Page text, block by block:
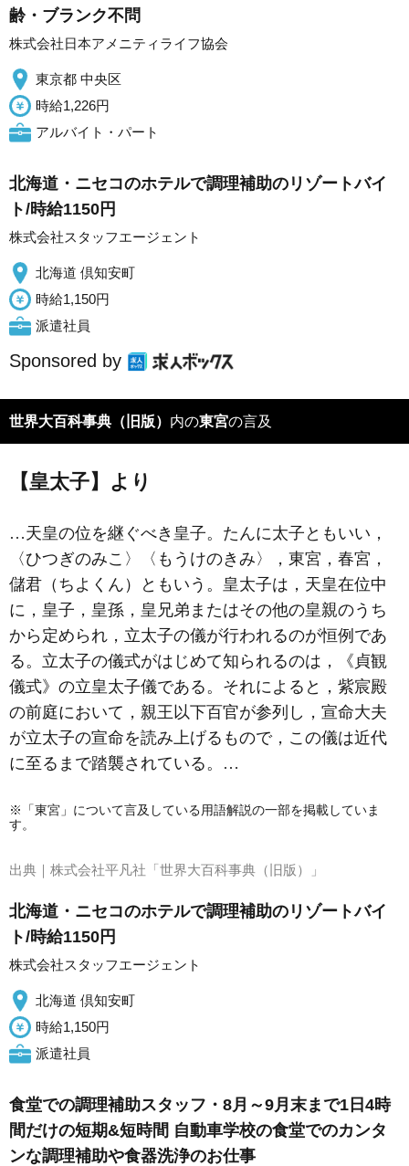
齢・ブランク不問
株式会社日本アメニティライフ協会
東京都 中央区
時給1,226円
アルバイト・パート
北海道・ニセコのホテルで調理補助のリゾートバイ
ト/時給1150円
株式会社スタッフエージェント
北海道 倶知安町
時給1,150円
派遣社員
Sponsored by
世界大百科事典（旧版） 内の東宮の言及
【皇太子】より
…天皇の位を継ぐべき皇子。たんに太子ともいい，
〈ひつぎのみこ〉〈もうけのきみ〉， 東宮 ，春宮，
儲君（ちよくん）ともいう。皇太子は，天皇在位中
に，皇子，皇孫，皇兄弟またはその他の皇親のうち
から定められ， 立太子の儀が行われるのが恒例であ
る。立太子の儀式がはじめて知られるのは，《貞観
儀式》の立皇太子儀である。それによると，紫宸殿
の前庭において，親王以下百官が参列し，宣命大夫
が立太子の宣命を読み上げるもので，この儀は近代
に至るまで踏襲されている。…
※「東宮」について言及している用語解説の一部を掲載していま
す。
出典｜ 株式会社平凡社「世界大百科事典（旧版）」
北海道・ニセコのホテルで調理補助のリゾートバイ
ト/時給1150円
株式会社スタッフエージェント
北海道 倶知安町
時給1,150円
派遣社員
食堂での調理補助スタッフ・8月～9月末まで1日4時
間だけの短期&短時間 自動車学校の食堂でのカンタ
ンな調理補助や食器洗浄のお仕事